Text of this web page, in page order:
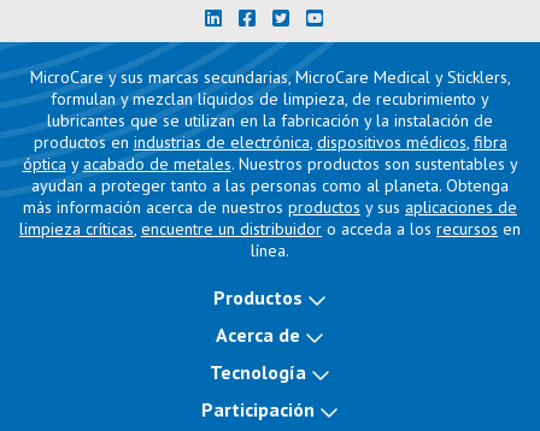
MicroCare y sus marcas secundarias, MicroCare Medical y Sticklers,
formulan y mezclan líquidos de limpieza, de recubrimiento y
lubricantes que se utilizan en la fabricación y la instalación de
productos en industrias de electrónica, dispositivos médicos, fibra
óptica y acabado de metales. Nuestros productos son sustentables y
ayudan a proteger tanto a las personas como al planeta. Obtenga
más información acerca de nuestros productos y sus aplicaciones de
limpieza críticas, encuentre un distribuidor o acceda a los recursos en
línea.
Productos
Acerca de
Tecnología
Participación